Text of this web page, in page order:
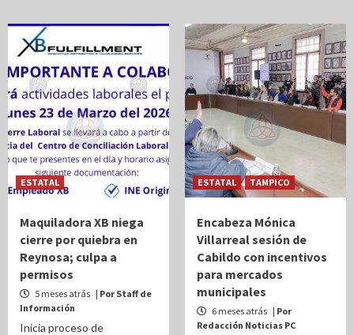
ESTATAL
Maquiladora XB niega
cierre por quiebra en
Reynosa; culpa a
permisos
5 meses atrás | Por Staff de
Información
Inicia proceso de
ESTATAL TAMPICO
Encabeza Mónica
Villarreal sesión de
Cabildo con incentivos
para mercados
municipales
6 meses atrás | Por
Redacción Noticias PC